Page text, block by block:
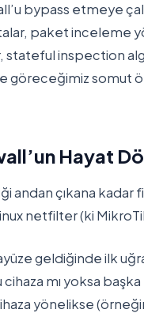
bypass etmeye
paket inceleme
stateful inspection
somut
Hayat
andan çıkana kadar
netfilter (ki
geldiğinde ilk
mı yoksa
yönelikse